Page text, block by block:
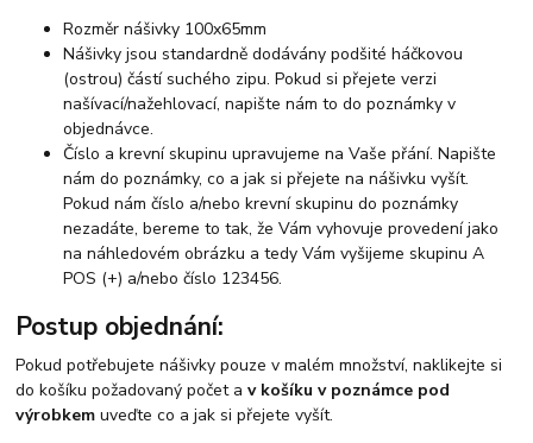
Rozměr nášivky 100x65mm
Nášivky jsou standardně dodávány podšité háčkovou
(ostrou) částí suchého zipu. Pokud si přejete verzi
našívací/nažehlovací, napište nám to do poznámky v
objednávce.
Číslo a krevní skupinu upravujeme na Vaše přání. Napište
nám do poznámky, co a jak si přejete na nášivku vyšít.
Pokud nám číslo a/nebo krevní skupinu do poznámky
nezadáte, bereme to tak, že Vám vyhovuje provedení jako
na náhledovém obrázku a tedy Vám vyšijeme skupinu A
POS (+) a/nebo číslo 123456.
Postup objednání:
Pokud potřebujete nášivky pouze v malém množství, naklikejte si
do košíku požadovaný počet av košíku v poznámce pod
výrobkemuveďte co a jak si přejete vyšít.